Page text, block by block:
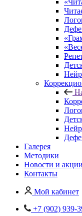
Галерея
Методики
Новости и акции
Контакты
Мой кабинет
+7 (902) 939-